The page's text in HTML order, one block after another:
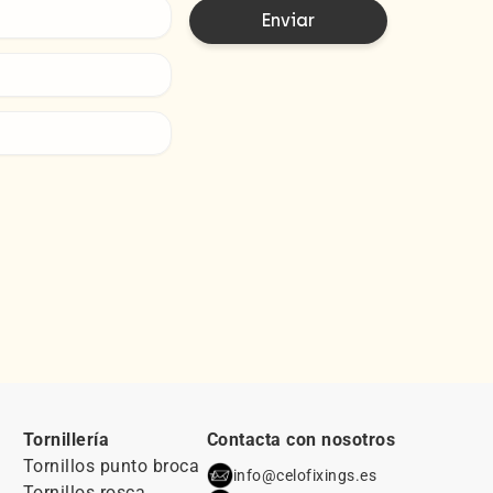
Tornillería
Tornillos punto broca
Contacta con nosotros
info@celofixings.es